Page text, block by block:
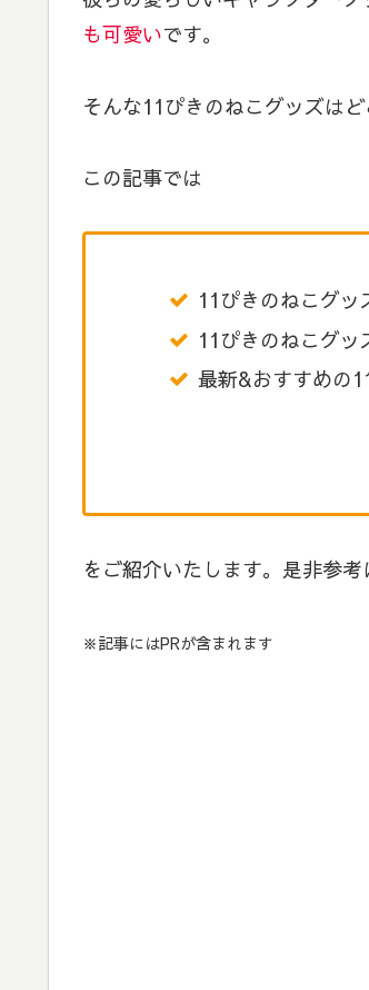
も可愛いです。
そんな11ぴきのねこグッズは
この記事では
11ぴきのねこグッ
11ぴきのねこグ
最新&おすすめの
をご紹介いたします。是非参考
※記事にはPRが含まれます